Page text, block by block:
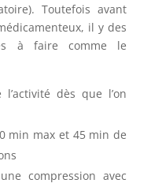
Toutefois avant
il y des
à faire comme le
dès que l’on
min max et 45 min de
compression avec